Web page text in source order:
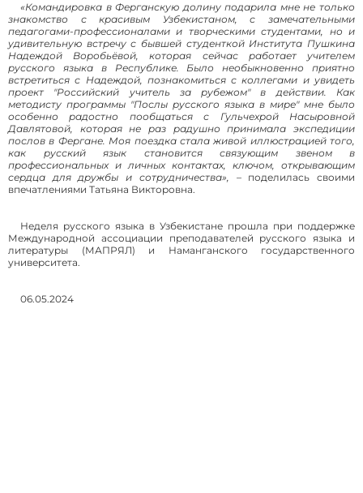
«Командировка в Ферганскую долину подарила мне не только
знакомство с красивым Узбекистаном, с замечательными
педагогами-профессионалами и творческими студентами, но и
удивительную встречу с бывшей студенткой Института Пушкина
Надеждой Воробьёвой, которая сейчас работает учителем
русского языка в Республике. Было необыкновенно приятно
встретиться с Надеждой, познакомиться с коллегами и увидеть
проект "Российский учитель за рубежом" в действии. Как
методисту программы "Послы русского языка в мире" мне было
особенно радостно пообщаться с Гульчехрой Насыровной
Давлятовой, которая не раз радушно принимала экспедиции
послов в Фергане. Моя поездка стала живой иллюстрацией того,
как русский язык становится связующим звеном в
профессиональных и личных контактах, ключом, открывающим
сердца для дружбы и сотрудничества», – поделилась своими
впечатлениями Татьяна Викторовна.
Неделя русского языка в Узбекистане прошла при поддержке
Международной ассоциации преподавателей русского языка и
литературы (МАПРЯЛ) и Наманганского государственного
университета.
06.05.2024